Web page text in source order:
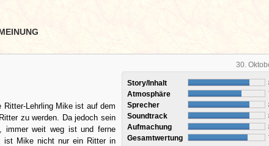
30.
Story/Inhalt
Atmosphäre
Sprecher
Soundtrack
Aufmachung
Gesamtwertung
Ritter-Lehrling Mike ist auf dem
zu werden. Da jedoch sein
immer weit weg ist und ferne
ist Mike nicht nur ein Ritter in